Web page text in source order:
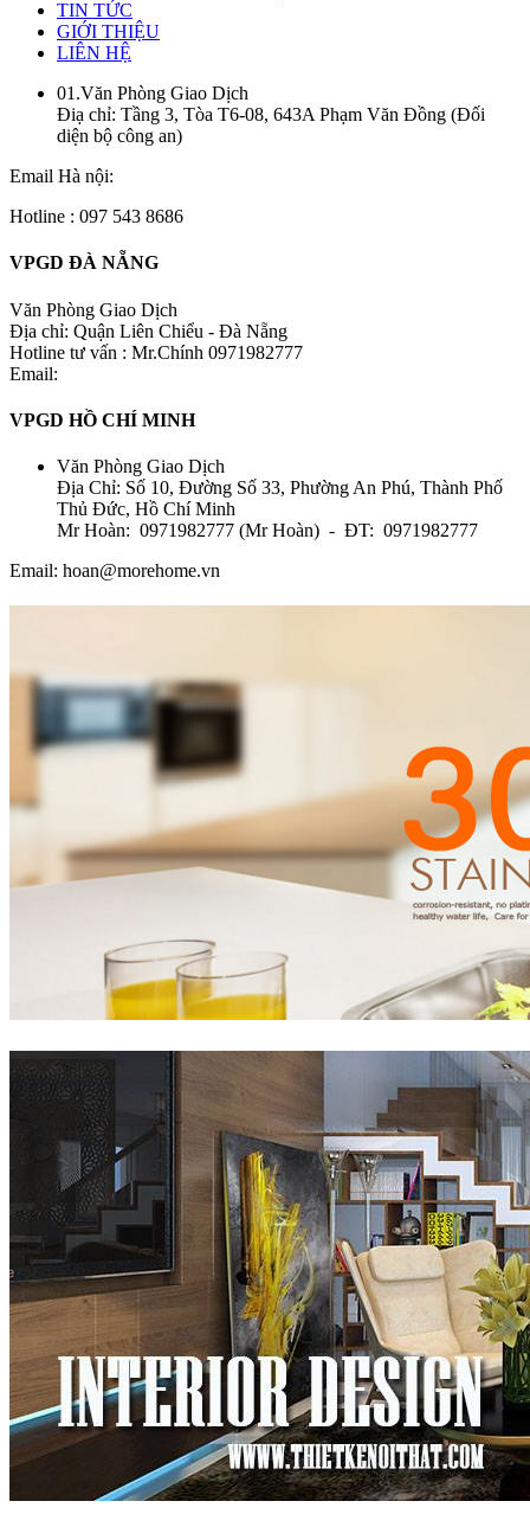
TIN TỨC
GIỚI THIỆU
LIÊN HỆ
01.Văn Phòng Giao Dịch
Điạ chỉ: Tầng 3, Tòa T6-08, 643A Phạm Văn Đồng (Đối
diện bộ công an)
Email Hà nội:
Hotline : 097 543 8686
VPGD ĐÀ NẴNG
Văn Phòng Giao Dịch
Địa chỉ: Quận Liên Chiểu - Đà Nẵng
Hotline tư vấn : Mr.Chính 0971982777
Email:
VPGD HỒ CHÍ MINH
Văn Phòng Giao Dịch
Địa Chỉ: Số 10, Đường Số 33, Phường An Phú, Thành Phố
Thủ Đức, Hồ Chí Minh
Mr Hoàn: 0971982777 (Mr Hoàn) - ĐT: 0971982777
Email: hoan@morehome.vn